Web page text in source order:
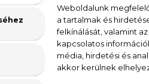
melyeket a
az önbizalmadat.
hogy az illatcsalád
Eau De Toilette